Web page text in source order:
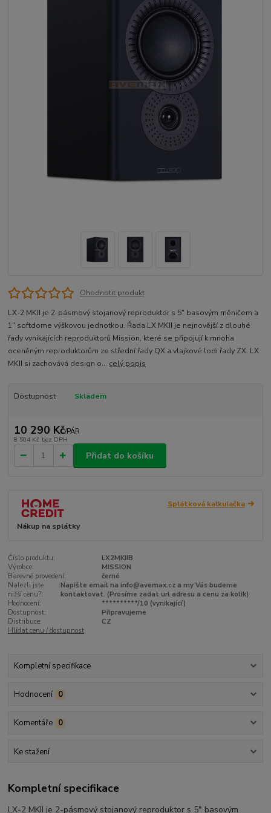
Ohodnotit produkt
LX-2 MKII je 2-pásmový stojanový reproduktor s 5″ basovým měničem a
1″ softdome výškovou jednotkou. Řada LX MKII je nejnovější z dlouhé
řady vynikajících reproduktorů Mission, které se připojují k mnoha
oceněným reproduktorům ze střední řady QX a vlajkové lodi řady ZX. LX
MKII si zachovává design o... celý popis
Dostupnost Skladem
10 290 Kč/PÁR
8 504 Kč bez DPH
Přidat do košíku
Splátková kalkulačka
Nákup na splátky
Číslo produktu:
LX2MKIIB
Výrobce:
MISSION
Barevné provedení:
černé
Nalezli jste
nižší cenu?:
Napište email na info@avemax.cz a my Vás budeme
kontaktovat. (Prosíme zadat url adresu a cenu za kolik)
Hodnocení:
**********/10 (vynikající)
Dostupnost:
Připravujeme
Distribuce:
CZ
Hlídat cenu / dostupnost
Kompletní specifikace
Hodnocení 0
Komentáře 0
Ke stažení
Kompletní specifikace
LX-2 MKII je 2-pásmový stojanový reproduktor s 5″ basovým